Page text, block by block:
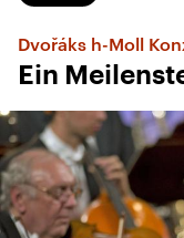
Dvořáks h-Moll
Ein